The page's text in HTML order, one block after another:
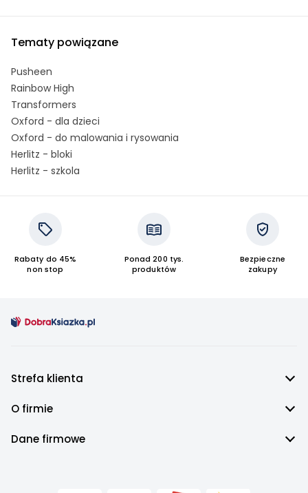
Tematy powiązane
Pusheen
Rainbow High
Transformers
Oxford - dla dzieci
Oxford - do malowania i rysowania
Herlitz - bloki
Herlitz - szkola
Rabaty do 45%
non stop
Ponad 200 tys.
produktów
Bezpieczne
zakupy
Strefa klienta
O firmie
Dane firmowe